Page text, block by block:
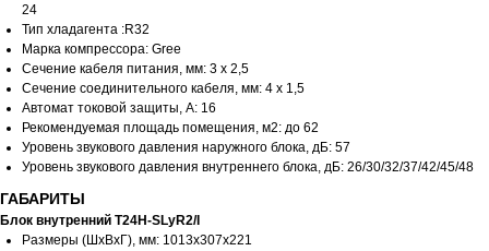
24
Тип хладагента :R32
Марка компрессора: Gree
Сечение кабеля питания, мм: 3 х 2,5
Сечение соединительного кабеля, мм: 4 х 1,5
Автомат токовой защиты, A: 16
Рекомендуемая площадь помещения, м2: до 62
Уровень звукового давления наружного блока, дБ: 57
Уровень звукового давления внутреннего блока, дБ: 26/30/32/37/42/45/48
ГАБАРИТЫ
Блок внутренний T24H-SLyR2/I
Размеры (ШхВхГ), мм: 1013x307x221